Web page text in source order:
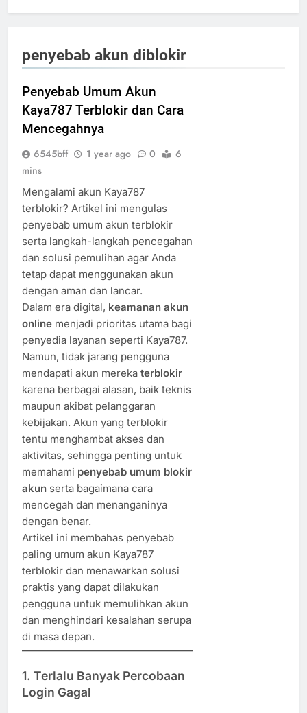
penyebab akun diblokir
Penyebab Umum Akun
Kaya787 Terblokir dan Cara
Mencegahnya
6545bff 1 year ago 0
6
mins
Mengalami akun Kaya787
terblokir? Artikel ini mengulas
penyebab umum akun terblokir
serta langkah-langkah pencegahan
dan solusi pemulihan agar Anda
tetap dapat menggunakan akun
dengan aman dan lancar.
Dalam era digital, keamanan akun
online menjadi prioritas utama bagi
penyedia layanan seperti Kaya787.
Namun, tidak jarang pengguna
mendapati akun mereka terblokir
karena berbagai alasan, baik teknis
maupun akibat pelanggaran
kebijakan. Akun yang terblokir
tentu menghambat akses dan
aktivitas, sehingga penting untuk
memahami penyebab umum blokir
akun serta bagaimana cara
mencegah dan menanganinya
dengan benar.
Artikel ini membahas penyebab
paling umum akun Kaya787
terblokir dan menawarkan solusi
praktis yang dapat dilakukan
pengguna untuk memulihkan akun
dan menghindari kesalahan serupa
di masa depan.
1. Terlalu Banyak Percobaan
Login Gagal